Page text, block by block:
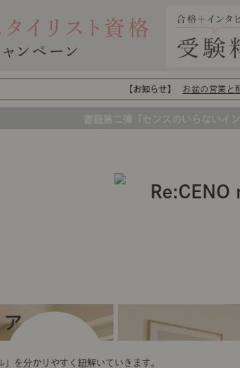
【お知らせ】 お盆の営業と
書籍第二弾「センスのいらないイ
ア
を分かりやすく紐解いていきます。